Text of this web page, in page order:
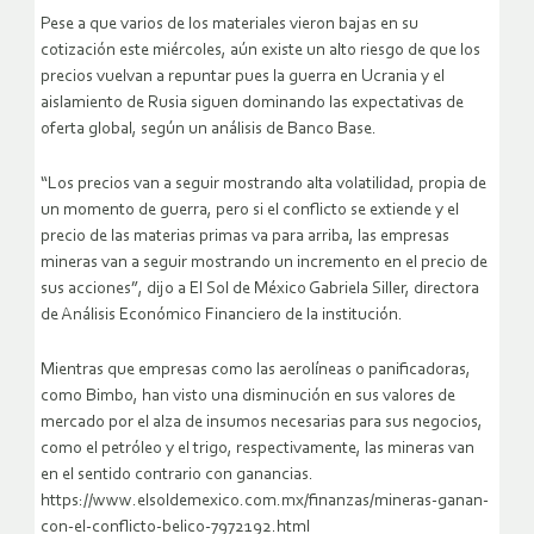
Pese a que varios de los materiales vieron bajas en su
cotización este miércoles, aún existe un alto riesgo de que los
precios vuelvan a repuntar pues la guerra en Ucrania y el
aislamiento de Rusia siguen dominando las expectativas de
oferta global, según un análisis de Banco Base.
“Los precios van a seguir mostrando alta volatilidad, propia de
un momento de guerra, pero si el conflicto se extiende y el
precio de las materias primas va para arriba, las empresas
mineras van a seguir mostrando un incremento en el precio de
sus acciones”, dijo a El Sol de México Gabriela Siller, directora
de Análisis Económico Financiero de la institución.
Mientras que empresas como las aerolíneas o panificadoras,
como Bimbo, han visto una disminución en sus valores de
mercado por el alza de insumos necesarias para sus negocios,
como el petróleo y el trigo, respectivamente, las mineras van
en el sentido contrario con ganancias.
https://www.elsoldemexico.com.mx/finanzas/mineras-ganan-
con-el-conflicto-belico-7972192.html